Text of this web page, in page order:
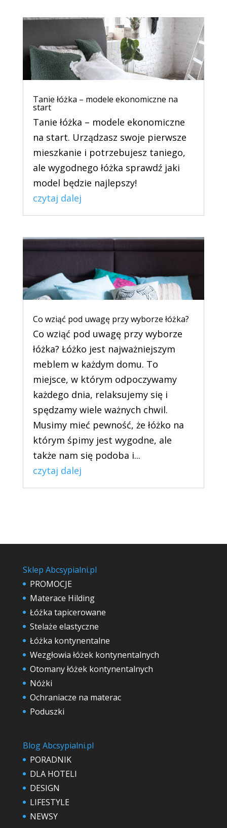
Tanie łóżka – modele ekonomiczne na
start
Tanie łóżka – modele ekonomiczne
na start. Urządzasz swoje pierwsze
mieszkanie i potrzebujesz taniego,
ale wygodnego łóżka sprawdź jaki
model będzie najlepszy!
czytaj dalej
Co wziąć pod uwagę przy wyborze łóżka?
Co wziąć pod uwagę przy wyborze
łóżka? Łóżko jest najważniejszym
meblem w każdym domu. To
miejsce, w którym odpoczywamy
każdego dnia, relaksujemy się i
spędzamy wiele ważnych chwil.
Musimy mieć pewność, że łóżko na
którym śpimy jest wygodne, ale
także nam się podoba i...
czytaj dalej
Sklep Abcsypialni.pl
PROMOCJE
Materace Hilding
Łóżka tapicerowane
Stelaże elastyczne
Łóżka kontynentalne
Wezgłowia łóżek kontynentalnych
Otomany łóżek kontynentalnych
Nóżki
Ochraniacze na materac
Poduszki
Blog Abcsypialni.pl
PORADNIK
DLA HOTELI
DESIGN
LIFESTYLE
NEWSY